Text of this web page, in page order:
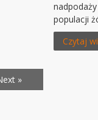
populacji
Czytaj
»